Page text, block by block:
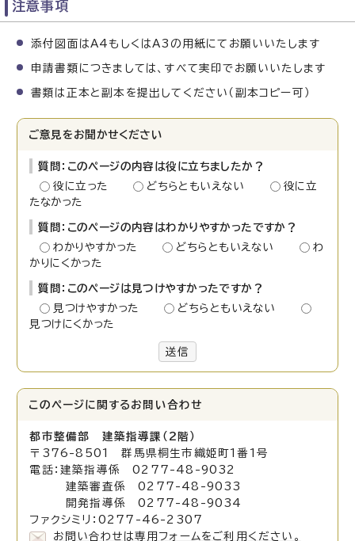
注意事項
添付図面はA4もしくはA3の用紙にてお願いいたします
申請書類につきましては、すべて実印でお願いいたします
書類は正本と副本を提出してください（副本コピー可）
ご意見をお聞かせください
質問：このページの内容は役に立ちましたか？
役に立った
どちらともいえない
役に立
たなかった
質問：このページの内容はわかりやすかったですか？
わかりやすかった
どちらともいえない
わ
かりにくかった
質問：このページは見つけやすかったですか？
見つけやすかった
どちらともいえない
見つけにくかった
送信
このページに関する お問い合わせ
都市整備部 建築指導課（2階）
〒376-8501 群馬県桐生市織姫町1番1号
電話：建築指導係 0277-48-9032
建築審査係 0277-48-9033
開発指導係 0277-48-9034
ファクシミリ：0277-46-2307
お問い合わせは専用フォームをご利用ください。